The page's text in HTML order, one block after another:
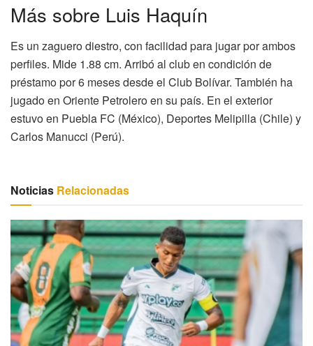
Más sobre Luis Haquín
Es un zaguero diestro, con facilidad para jugar por ambos
perfiles. Mide 1.88 cm. Arribó al club en condición de
préstamo por 6 meses desde el Club Bolívar. También ha
jugado en Oriente Petrolero en su país. En el exterior
estuvo en Puebla FC (México), Deportes Melipilla (Chile) y
Carlos Manucci (Perú).
Noticias Relacionadas